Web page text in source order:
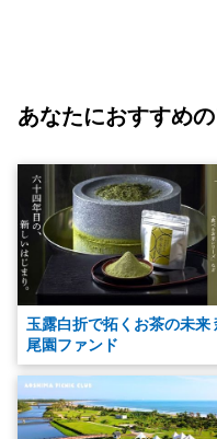
あなたにおすすめ
玉露白折で拓くお茶の未来
尾園ファンド